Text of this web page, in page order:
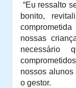
“Eu ressalto
bonito,
nossas
necessário
nossos alunos
o gestor.